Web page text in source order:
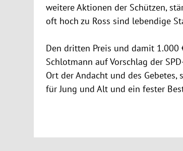
weitere Aktionen der Schützen,
oft hoch zu Ross sind lebendige
Den dritten Preis und damit
Schlotmann auf Vorschlag der
Ort der Andacht und des
für Jung und Alt und ein fester